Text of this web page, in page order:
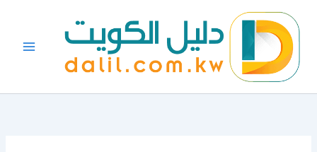
المحتوى